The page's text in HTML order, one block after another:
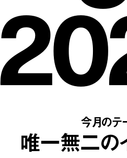
今月のテ
唯一無二の